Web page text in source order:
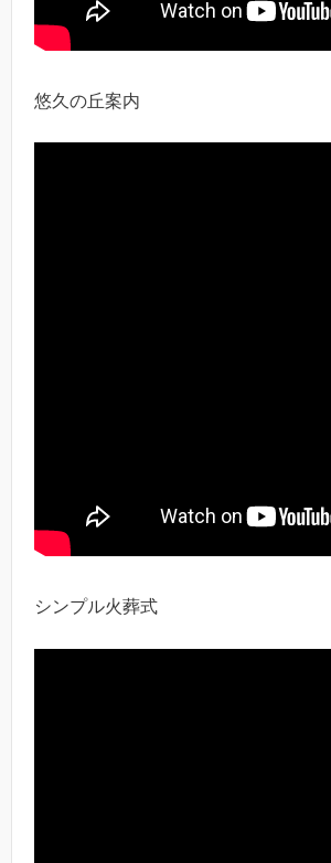
悠久の丘案内
シンプル火葬式